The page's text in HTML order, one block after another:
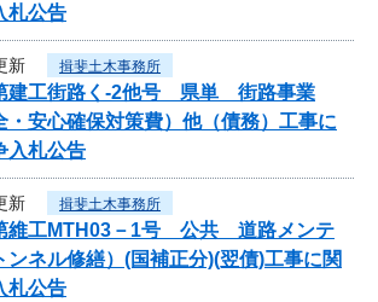
札公告
新 揖斐土木事務所
建工街路く-2他号 県単 街路事業
・安心確保対策費）他（債務）工事に
入札公告
新 揖斐土木事務所
維工MTH03－1号 公共 道路メンテ
ンネル修繕）(国補正分)(翌債)工事に関
札公告